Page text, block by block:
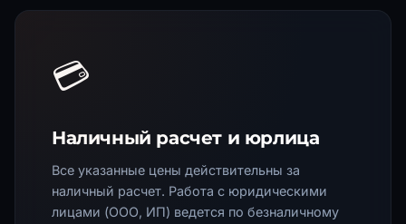
💳
Наличный расчет и юрлица
Все указанные цены действительны за
наличный расчет. Работа с юридическими
лицами (ООО, ИП) ведется по безналичному